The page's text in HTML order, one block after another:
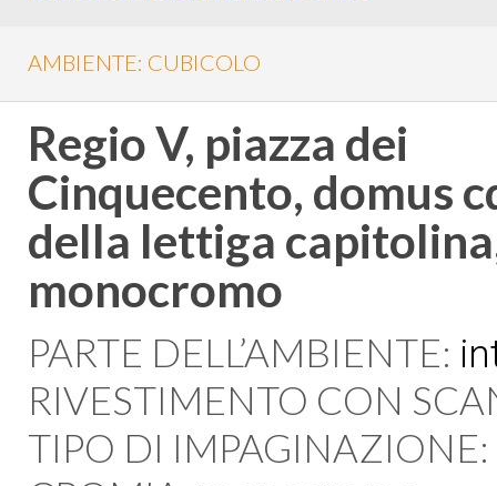
AMBIENTE: CUBICOLO
Regio V, piazza dei
Cinquecento, domus
della lettiga
monocromo
PARTE DELL’AMBIENTE:
RIVESTIMENTO CON
TIPO DI IMPAGINAZIONE: